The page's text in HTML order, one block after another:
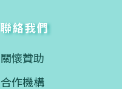
聯絡我們
關懷贊助
合作機構